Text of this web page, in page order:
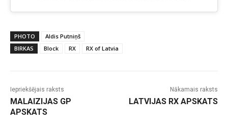
PHOTO
Aldis Putniņš
BIRKAS
Block RX RX of Latvia
Iepriekšējais raksts
MALAIZIJAS GP
APSKATS
Nākamais raksts
LATVIJAS RX APSKATS